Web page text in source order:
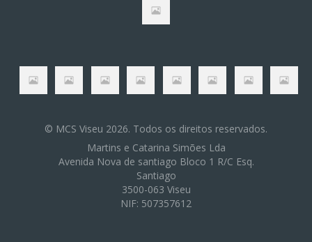
© MCS Viseu 2026. Todos os direitos reservados.
Martins e Catarina Simões Lda
Avenida Nova de santiago Bloco 1 R/C Esq.
Santiago
3500-063 Viseu
NIF: 507357612